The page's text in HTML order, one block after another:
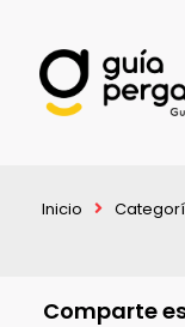
Inicio
Comparte